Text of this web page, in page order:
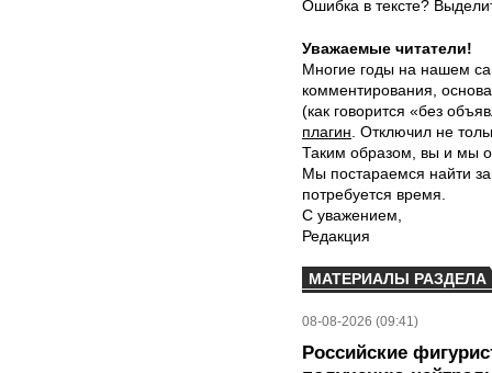
Ошибка в тексте?
Уважаемые читатели!
Многие годы на нашем
комментирования,
(как говорится «без
плагин . Отключил не
Таким образом, вы и мы
Мы постараемся найти
потребуется время.
С уважением,
Редакция
МАТЕРИАЛЫ РАЗДЕЛА
08-08-2026 (09:41)
Российские